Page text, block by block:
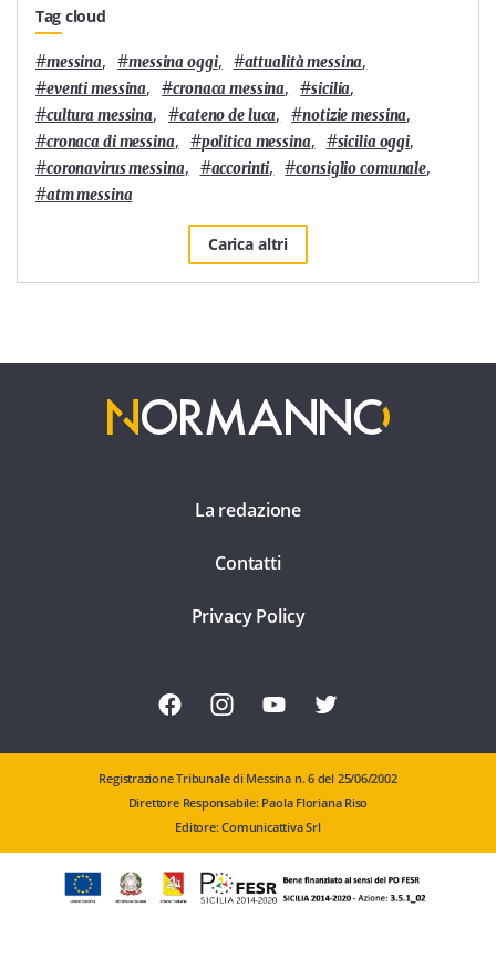
Tag cloud
#messina, #messina oggi, #attualità messina,
#eventi messina, #cronaca messina, #sicilia,
#cultura messina, #cateno de luca, #notizie messina,
#cronaca di messina, #politica messina, #sicilia oggi,
#coronavirus messina, #accorinti, #consiglio comunale,
#atm messina
Carica altri
La redazione
Contatti
Privacy Policy
Registrazione Tribunale di Messina n. 6 del 25/06/2002
Direttore Responsabile: Paola Floriana Riso
Editore: Comunicattiva Srl